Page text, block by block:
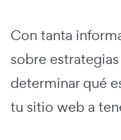
Con tanta
sobre
determinar qué
tu sitio web a